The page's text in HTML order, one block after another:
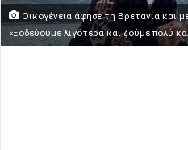
Οικογένεια άφησε τη Βρετανία και
«Ξοδεύουμε λιγότερα και ζούμε πολύ